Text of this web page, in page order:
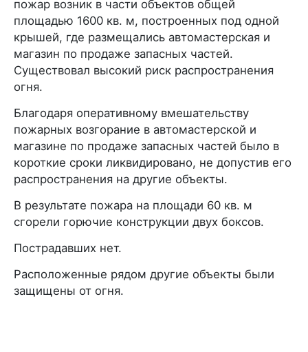
пожар возник в части объектов общей
площадью 1600 кв. м, построенных под одной
крышей, где размещались автомастерская и
магазин по продаже запасных частей.
Существовал высокий риск распространения
огня.
Благодаря оперативному вмешательству
пожарных возгорание в автомастерской и
магазине по продаже запасных частей было в
короткие сроки ликвидировано, не допустив его
распространения на другие объекты.
В результате пожара на площади 60 кв. м
сгорели горючие конструкции двух боксов.
Пострадавших нет.
Расположенные рядом другие объекты были
защищены от огня.